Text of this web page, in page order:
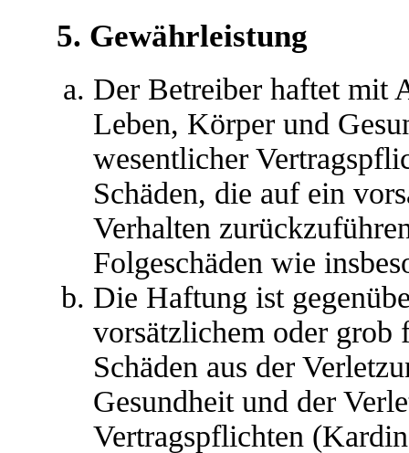
5. Gewährleistung
Der Betreiber haftet mit
Leben, Körper und
wesentlicher
Schäden, die auf ein
Verhalten
Folgeschäden wie
Die Haftung ist
vorsätzlichem oder grob
Schäden aus der
Gesundheit und der
Vertragspflichten